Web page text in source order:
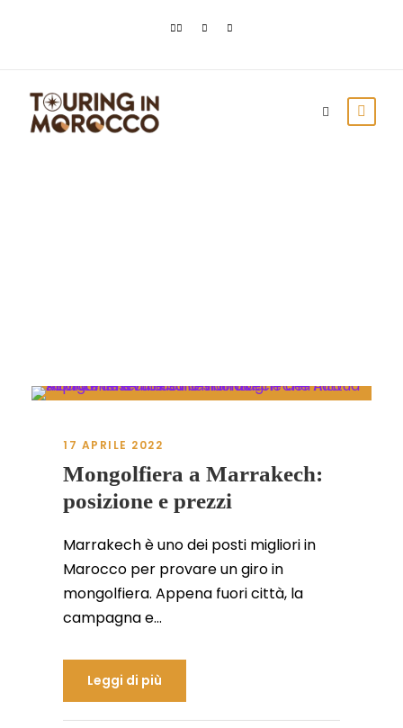
17 APRILE 2022
Mongolfiera a Marrakech:
posizione e prezzi
Marrakech è uno dei posti migliori in
Marocco per provare un giro in
mongolfiera. Appena fuori città, la
campagna e...
Leggi di più